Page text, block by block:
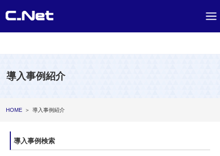
導入事例紹介
HOME ＞ 導入事例紹介
導入事例検索